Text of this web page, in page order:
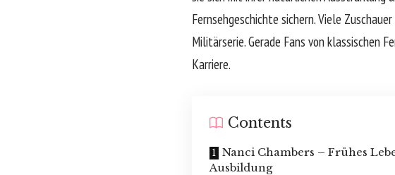
Fernsehgeschichte sichern. Viele
Militärserie. Gerade Fans von klassischen
Karriere.
Contents
Nanci Chambers – Frühes
Ausbildung